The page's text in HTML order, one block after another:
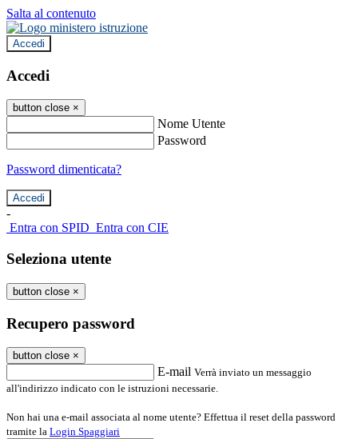
Salta al contenuto
Accedi
Accedi
button close ×
Nome Utente
Password
Password dimenticata?
-
Entra con SPID Entra con CIE
Seleziona utente
button close ×
Recupero password
button close ×
E-mail Verrà inviato un messaggio
all'indirizzo indicato con le istruzioni necessarie.
Non hai una e-mail associata al nome utente? Effettua il reset della password
tramite la Login Spaggiari